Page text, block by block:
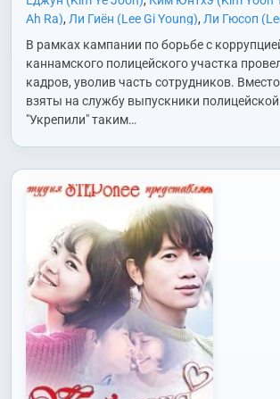
Ah Ra), Ли Гиён (Lee Gi Young), Ли Гюсоп
Игён (Lee Yi Kyung)
Ли Сынги (Lee Seung Gi)
Hang Na)
Ли Янхи (Lee Yang Hee)
Мун
О Ёнсиль (Oh Young Sil) О Юна (Oh
Джонмин (Park Jung Min) , Со Исук (Seo Yi
(Sung Ji Ru) , Сон Ёнгю (Song Young Kyu)
Sung Bum)
(Jung Se Hyung),Чха Сынвон (Cha Seung
В рамках кампании по борьбе с
каннамского полицейского участка
кадров, уволив часть сотрудников.
взяты на службу выпускники
"Укрепили" таким…